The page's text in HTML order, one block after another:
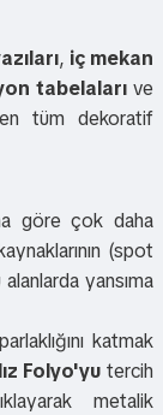
, iç mekan
tabelaları ve
tüm dekoratif
göre çok daha
(spot
yansıma
katmak
Folyo'yu tercih
metalik